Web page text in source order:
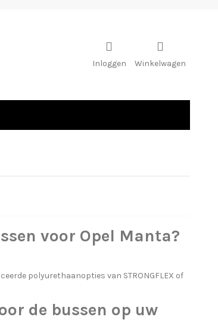
Inloggen Winkelwagen
voor Opel Manta?
polyurethaanopties van STRONGFLEX of
de bussen op uw